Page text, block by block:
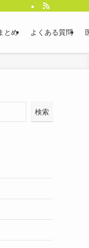
とめ よくある質問
検索